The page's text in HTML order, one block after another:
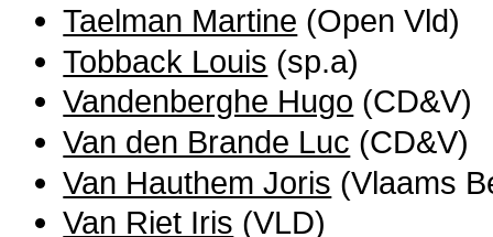
Taelman Martine (Open Vld)
Tobback Louis (sp.a)
Vandenberghe Hugo (CD&V)
Van den Brande Luc (CD&V)
Van Hauthem Joris (Vlaams
Van Riet Iris (VLD)